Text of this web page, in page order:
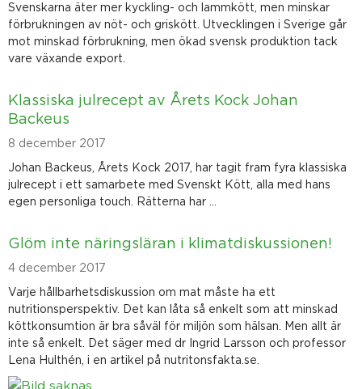
Svenskarna äter mer kyckling- och lammkött, men minskar
förbrukningen av nöt- och griskött. Utvecklingen i Sverige går
mot minskad förbrukning, men ökad svensk produktion tack
vare växande export.
Klassiska julrecept av Årets Kock Johan
Backeus
8 december 2017
Johan Backeus, Årets Kock 2017, har tagit fram fyra klassiska
julrecept i ett samarbete med Svenskt Kött, alla med hans
egen personliga touch. Rätterna har …
Glöm inte näringsläran i klimatdiskussionen!
4 december 2017
Varje hållbarhetsdiskussion om mat måste ha ett
nutritionsperspektiv. Det kan låta så enkelt som att minskad
köttkonsumtion är bra såväl för miljön som hälsan. Men allt är
inte så enkelt. Det säger med dr Ingrid Larsson och professor
Lena Hulthén, i en artikel på nutritonsfakta.se.